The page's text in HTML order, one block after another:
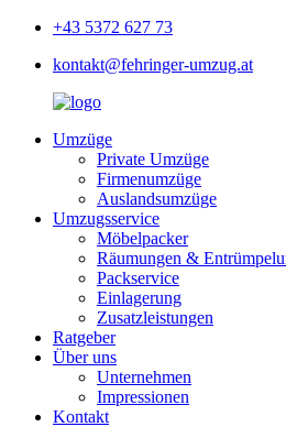
+43 5372 627 73
kontakt@fehringer-umzug.at
Umzüge
Private Umzüge
Firmenumzüge
Auslandsumzüge
Umzugsservice
Möbelpacker
Räumungen &
Packservice
Einlagerung
Zusatzleistungen
Ratgeber
Über uns
Unternehmen
Impressionen
Kontakt